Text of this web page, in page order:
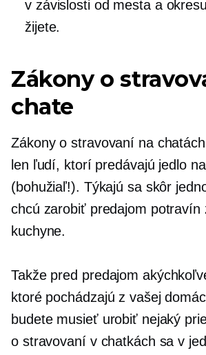
v závislosti od mesta a
žijete.
Zákony o
chate
Zákony o stravovaní na
len ľudí, ktorí predávajú jedlo
(bohužiaľ!). Týkajú sa skôr
chcú zarobiť predajom potravín
kuchyne.
Takže pred predajom
ktoré pochádzajú z vašej
budete musieť urobiť nejaký
o stravovaní v chatkách sa v